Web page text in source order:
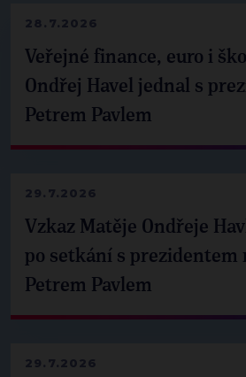
28.7.2026
Veřejné finance, euro i
Ondřej Havel jednal s
Petrem Pavlem
29.7.2026
Vzkaz Matěje Ondřeje
po setkání s prezidentem
Petrem Pavlem
29.7.2026